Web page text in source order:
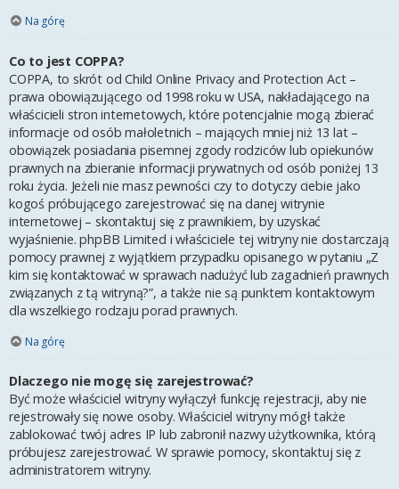
Na górę
Co to jest COPPA?
COPPA, to skrót od Child Online Privacy and Protection Act –
prawa obowiązującego od 1998 roku w USA, nakładającego na
właścicieli stron internetowych, które potencjalnie mogą zbierać
informacje od osób małoletnich – mających mniej niż 13 lat –
obowiązek posiadania pisemnej zgody rodziców lub opiekunów
prawnych na zbieranie informacji prywatnych od osób poniżej 13
roku życia. Jeżeli nie masz pewności czy to dotyczy ciebie jako
kogoś próbującego zarejestrować się na danej witrynie
internetowej – skontaktuj się z prawnikiem, by uzyskać
wyjaśnienie. phpBB Limited i właściciele tej witryny nie dostarczają
pomocy prawnej z wyjątkiem przypadku opisanego w pytaniu „Z
kim się kontaktować w sprawach nadużyć lub zagadnień prawnych
związanych z tą witryną?”, a także nie są punktem kontaktowym
dla wszelkiego rodzaju porad prawnych.
Na górę
Dlaczego nie mogę się zarejestrować?
Być może właściciel witryny wyłączył funkcję rejestracji, aby nie
rejestrowały się nowe osoby. Właściciel witryny mógł także
zablokować twój adres IP lub zabronił nazwy użytkownika, którą
próbujesz zarejestrować. W sprawie pomocy, skontaktuj się z
administratorem witryny.